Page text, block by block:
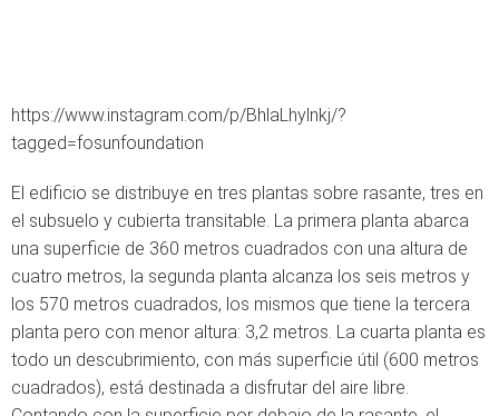
https://www.instagram.com/p/BhlaLhylnkj/?
tagged=fosunfoundation
El edificio se distribuye en tres plantas sobre rasante, tres en
el subsuelo y cubierta transitable. La primera planta abarca
una superficie de 360 metros cuadrados con una altura de
cuatro metros, la segunda planta alcanza los seis metros y
los 570 metros cuadrados, los mismos que tiene la tercera
planta pero con menor altura: 3,2 metros. La cuarta planta es
todo un descubrimiento, con más superficie útil (600 metros
cuadrados), está destinada a disfrutar del aire libre.